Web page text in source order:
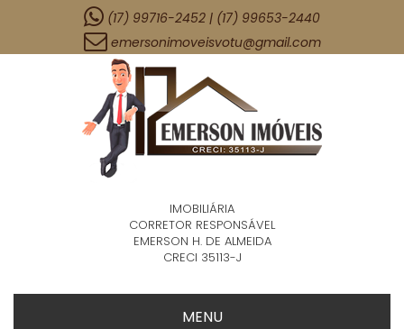
(17) 99716-2452 | (17) 99653-2440
emersonimoveisvotu@gmail.com
IMOBILIÁRIA
CORRETOR RESPONSÁVEL
EMERSON H. DE ALMEIDA
CRECI 35113-J
MENU